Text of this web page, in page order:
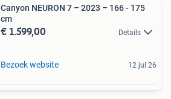
Canyon NEURON 7 – 2023 – 166 - 175
cm
€ 1.599,00 Details
Bezoek website 12 jul 26